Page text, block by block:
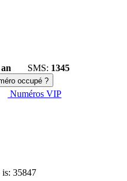
SMS: 1345
occupé ?
Numéros VIP
35847